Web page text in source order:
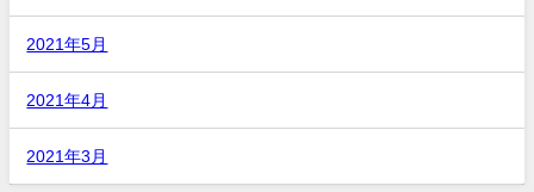
2021年5月
2021年4月
2021年3月